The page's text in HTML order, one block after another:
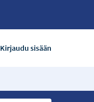
Kirjaudu sisään